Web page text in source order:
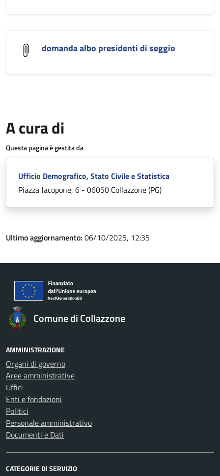
domanda albo presidenti di seggio
A cura di
Questa pagina è gestita da
Ufficio Demografico, Stato Civile e Statistica
Piazza Jacopone, 6 - 06050 Collazzone (PG)
Ultimo aggiornamento: 06/10/2025, 12:35
Comune di Collazzone
AMMINISTRAZIONE
Organi di governo
Aree amministrative
Uffici
Enti e fondazioni
Politici
Personale amministrativo
Documenti e Dati
CATEGORIE DI SERVIZIO